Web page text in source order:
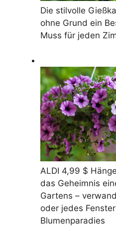
Die stilvolle
ohne Grund ein
Muss für jeden
ALDI 4,99 $
das Geheimnis
Gartens –
oder jedes
Blumenparadies